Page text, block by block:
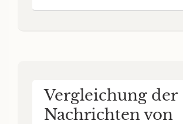
Vergleichung der
Nachrichten von